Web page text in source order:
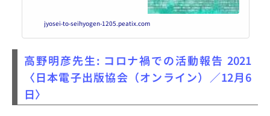
現・歴史編」となります。※本イ
ベントは、開催後7日間の... powe
jyosei-to-seihyogen-1205.peatix.com
高野明彦先生: コロナ禍での活動報告 2021
〈日本電子出版協会（オンライン）／12月6
日〉